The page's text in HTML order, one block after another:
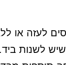
לעזה או
לשנות